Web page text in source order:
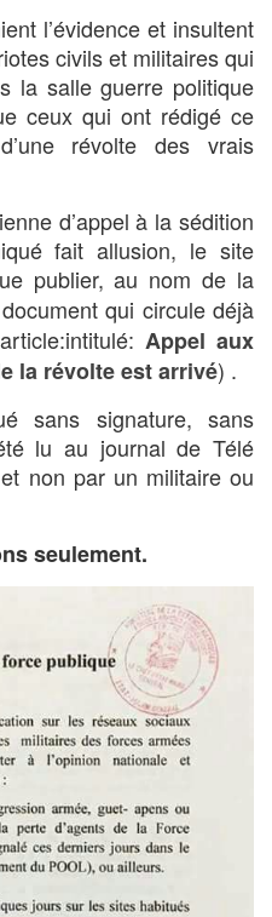
l’évidence et insultent
civils et militaires qui
la salle guerre politique
ceux qui ont rédigé ce
révolte des vrais
d’appel à la sédition
fait allusion, le site
publier, au nom de la
qui circule déjà
Appel aux
la révolte est arrivé) .
sans signature, sans
lu au journal de Télé
non par un militaire ou
seulement.